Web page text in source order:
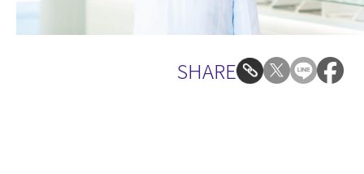
SHARE